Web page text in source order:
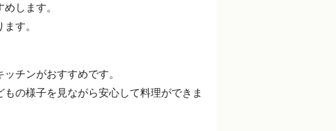
します。
す。
チンがおすすめです。
の様子を見ながら安心して料理ができま